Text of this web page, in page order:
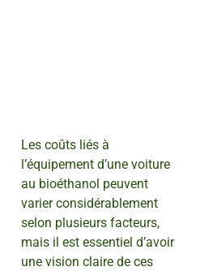
Les coûts liés à
l’équipement d’une voiture
au bioéthanol peuvent
varier considérablement
selon plusieurs facteurs,
mais il est essentiel d’avoir
une vision claire de ces